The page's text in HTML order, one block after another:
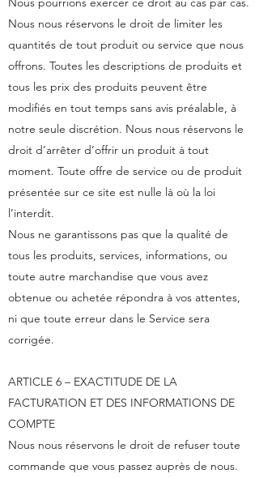
Nous nous réservons le droit de limiter les
quantités de tout produit ou service que nous
offrons. Toutes les descriptions de produits et
tous les prix des produits peuvent être
modifiés en tout temps sans avis préalable, à
notre seule discrétion. Nous nous réservons le
droit d’arrêter d’offrir un produit à tout
moment. Toute offre de service ou de produit
présentée sur ce site est nulle là où la loi
l’interdit.
Nous ne garantissons pas que la qualité de
tous les produits, services, informations, ou
toute autre marchandise que vous avez
obtenue ou achetée répondra à vos attentes,
ni que toute erreur dans le Service sera
corrigée.
ARTICLE 6 – EXACTITUDE DE LA
FACTURATION ET DES INFORMATIONS DE
COMPTE
Nous nous réservons le droit de refuser toute
commande que vous passez auprès de nous.